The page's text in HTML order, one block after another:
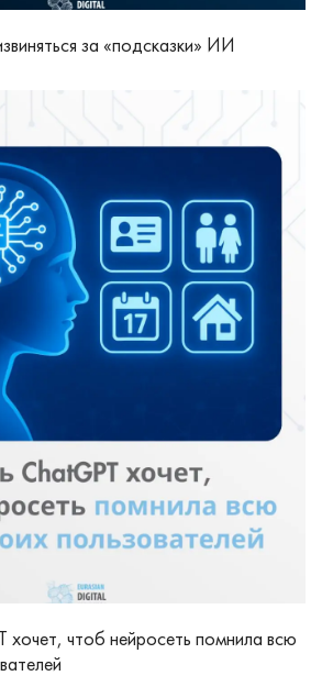
за «подсказки» ИИ
хочет, чтоб нейросеть помнила всю